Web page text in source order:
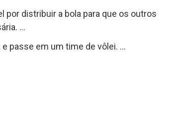
por distribuir a bola para que os outros
…
passe em um time de vôlei. …